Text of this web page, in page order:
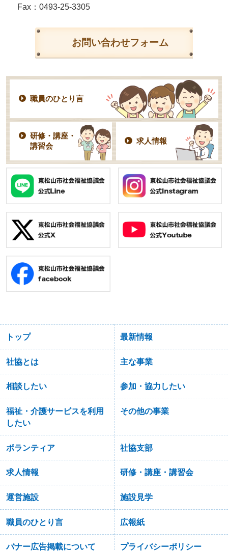
Fax：0493-25-3305
お問い合わせフォーム
職員のひとり言
研修・講座・
講習会
求人情報
トップ 最新情報
社協とは 主な事業
相談したい 参加・協力したい
福祉・介護サービスを利用
したい
その他の事業
ボランティア 社協支部
求人情報 研修・講座・講習会
運営施設 施設見学
職員のひとり言 広報紙
バナー広告掲載について プライバシーポリシー